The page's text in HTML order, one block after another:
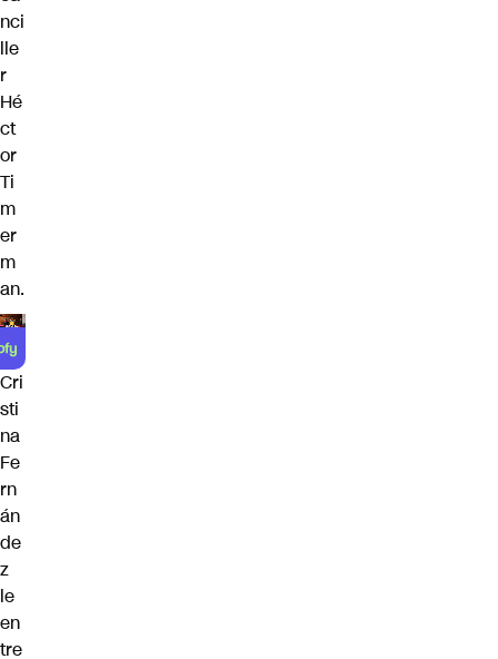
nci
lle
r
Hé
ct
or
Ti
m
er
m
an.
Cri
sti
na
Fe
rn
án
de
z
le
en
tre